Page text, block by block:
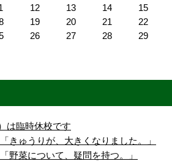
12 13 14
15
19 20 21
22
26 27 28
29
は臨時休校です
きゅうりが、大きくなりました。」
野菜について、疑問を持つ。」